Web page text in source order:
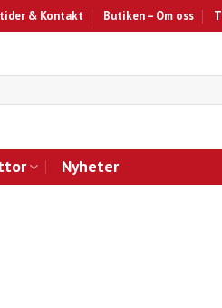
& Kontakt Butiken – Om oss
Nyheter